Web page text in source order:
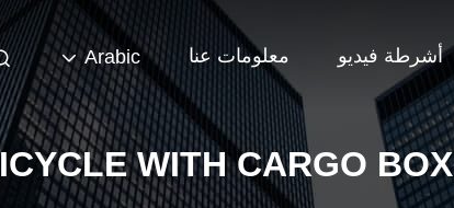
أشرطة فيديو معلومات عنا Arabic
WITH CARGO BOX